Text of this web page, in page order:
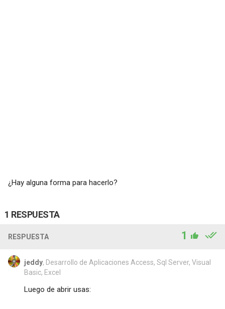
¿Hay alguna forma para hacerlo?
1 RESPUESTA
RESPUESTA 1
jeddy, Desarrollo de Aplicaciones Access, Sql Server, Visual
Basic, Excel
Luego de abrir usas: